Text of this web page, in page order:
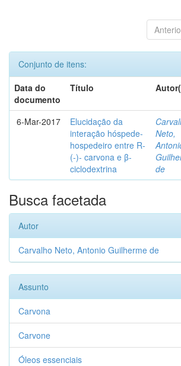
Conjunto de itens:
Data do
documento
Título
6-Mar-2017
Elucidação da
interação hóspede-
hospedeiro entre R-
(-)- carvona e β-
ciclodextrina
Neto,
de
Busca facetada
Autor
Carvalho Neto, Antonio Guilherme de
Assunto
Carvona
Carvone
Óleos essenciais